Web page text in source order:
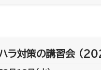
ラ対策の講習会